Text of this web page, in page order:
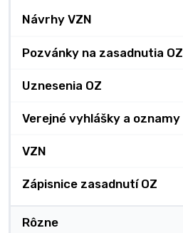
Návrhy VZN
Pozvánky na zasadnutia OZ
Uznesenia OZ
Verejné vyhlášky a oznamy
VZN
Zápisnice zasadnutí OZ
Rôzne